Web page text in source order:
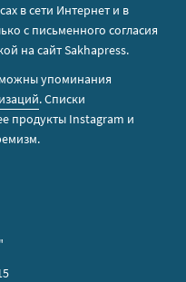
в сети Интернет и в
с письменного согласия
на сайт Sakhapress.
упоминания
. Списки
продукты Instagram и